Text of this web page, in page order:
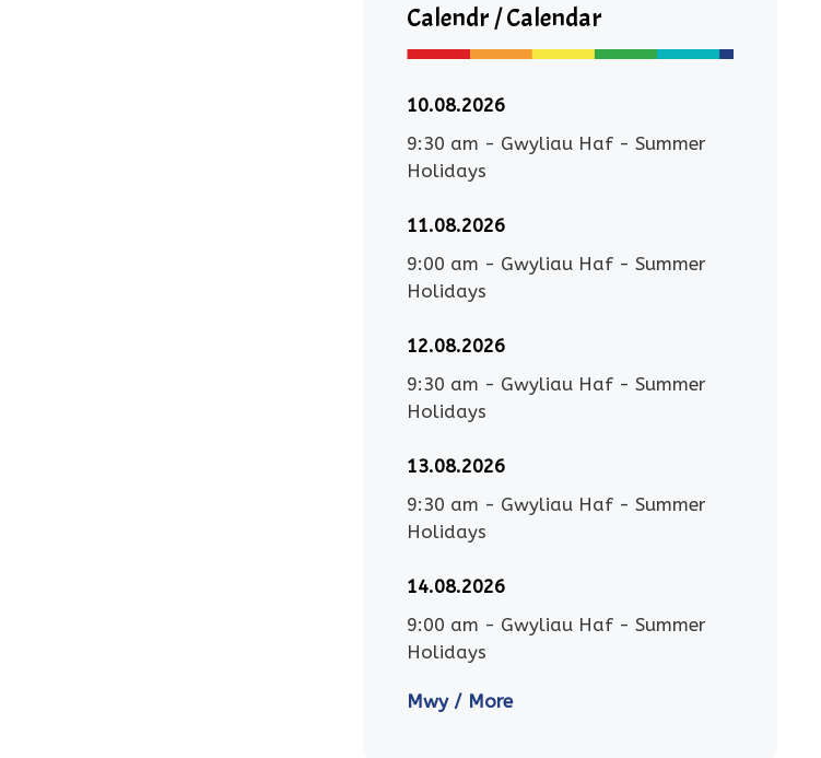
Calendr / Calendar
10.08.2026
9:30 am - Gwyliau Haf - Summer
Holidays
11.08.2026
9:00 am - Gwyliau Haf - Summer
Holidays
12.08.2026
9:30 am - Gwyliau Haf - Summer
Holidays
13.08.2026
9:30 am - Gwyliau Haf - Summer
Holidays
14.08.2026
9:00 am - Gwyliau Haf - Summer
Holidays
Mwy / More